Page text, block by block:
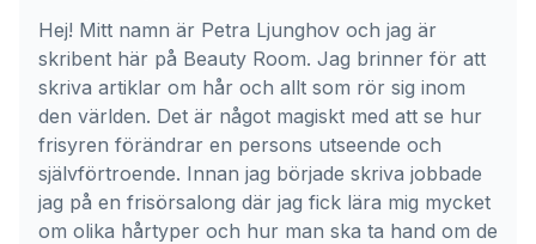
Hej! Mitt namn är Petra Ljunghov och jag är
skribent här på Beauty Room. Jag brinner för att
skriva artiklar om hår och allt som rör sig inom
den världen. Det är något magiskt med att se hur
frisyren förändrar en persons utseende och
självförtroende. Innan jag började skriva jobbade
jag på en frisörsalong där jag fick lära mig mycket
om olika hårtyper och hur man ska ta hand om de